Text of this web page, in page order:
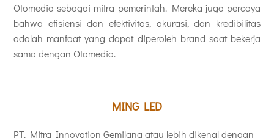
Otomedia sebagai mitra pemerintah. Mereka juga percaya
bahwa efisiensi dan efektivitas, akurasi, dan kredibilitas
adalah manfaat yang dapat diperoleh brand saat bekerja
sama dengan Otomedia.
MING LED
PT. Mitra Innovation Gemilang atau lebih dikenal dengan